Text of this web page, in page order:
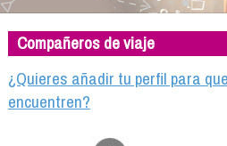
Camino solidario
Libros
Compañeros de viaje
Compañeros de viaje
¿Quieres añadir tu perfil para
encuentren?